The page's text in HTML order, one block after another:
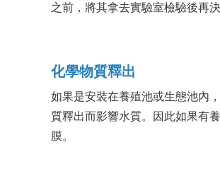
之前，將其拿去實驗室檢驗後再
化學物質釋出
如果是安裝在養殖池或生態池內
質釋出而影響水質。因此如果有
膜。